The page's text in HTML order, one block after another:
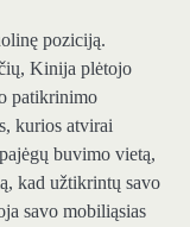
poziciją.
Kinija plėtojo
patikrinimo
kurios atvirai
buvimo vietą,
kad užtikrintų savo
savo mobiliąsias